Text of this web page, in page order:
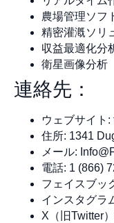
農場管理ソフ
精密灌漑ソリ
収益最適化分
衛星画像分析
連絡先：
ウェブサイト:
住所: 1341
メール:
電話: 1 (866)
フェイスブッ
インスタグラ
X（旧Twitter